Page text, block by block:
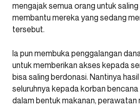
mengajak semua orang untuk
membantu mereka yang sedang
tersebut.
Ia pun membuka penggalangan
untuk memberikan akses kepada
bisa saling berdonasi. Nantinya
seluruhnya kepada korban
dalam bentuk makanan, perawatan